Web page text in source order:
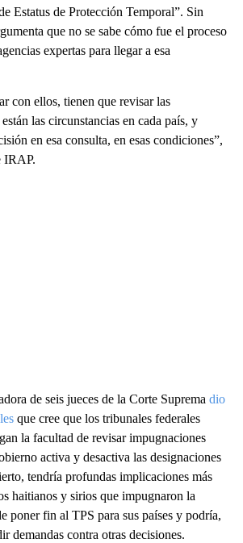
Estatus de Protección Temporal”. Sin
que no se sabe cómo fue el proceso
expertas para llegar a esa
con ellos, tienen que revisar las
las circunstancias en cada país, y
en esa consulta, en esas condiciones”,
IRAP.
de seis jueces de la Corte Suprema dio
que cree que los tribunales federales
la facultad de revisar impugnaciones
activa y desactiva las designaciones
tendría profundas implicaciones más
haitianos y sirios que impugnaron la
poner fin al TPS para sus países y podría,
demandas contra otras decisiones.